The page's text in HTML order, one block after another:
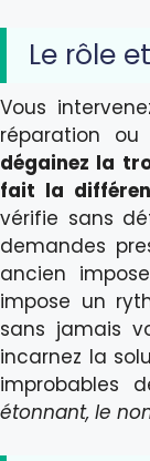
Le rôle
Vous
réparation
dégainez la
fait la
vérifie sans
demandes
ancien
impose un
sans jamais
incarnez la
improbables
étonnant, le